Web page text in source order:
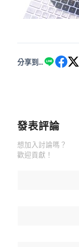
分享到...
發表評論
想加入討論嗎？
歡迎貢獻！